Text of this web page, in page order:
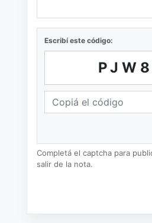
Escribí este código:
Completá el captcha para
salir de la nota.